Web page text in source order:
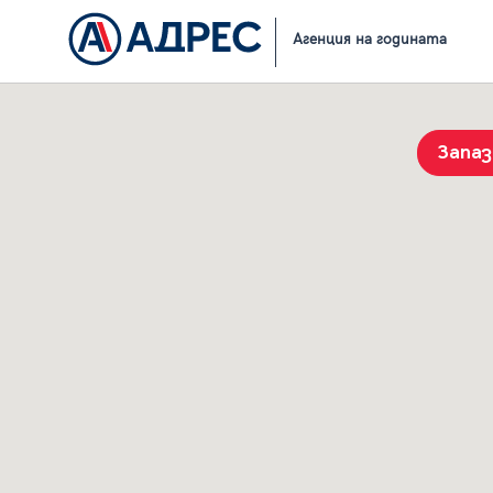
Агенция на годината
Начало Резултати от търсене